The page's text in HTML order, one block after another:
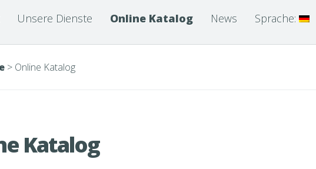
Unsere Dienste Online Katalog News Sprache:
> Online Katalog
Katalog